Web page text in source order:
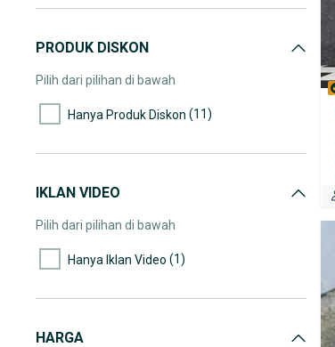
PRODUK DISKON
Pilih dari pilihan di bawah
Hanya Produk Diskon (11)
IKLAN VIDEO
Pilih dari pilihan di bawah
Hanya Iklan Video (1)
HARGA